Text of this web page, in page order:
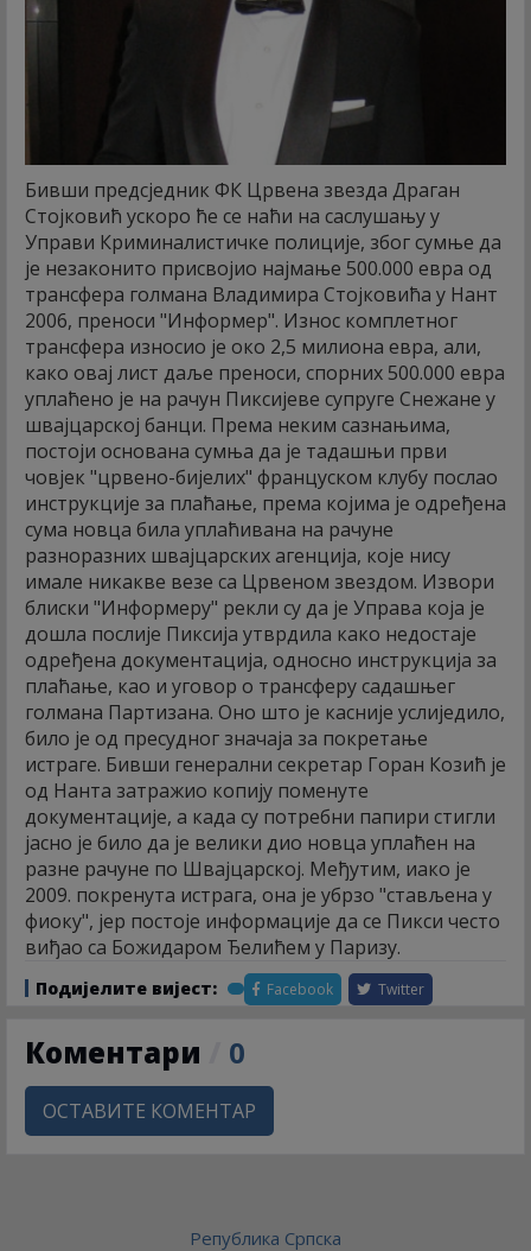
Бивши предсједник ФК Црвена звезда Драган
Стојковић ускоро ће се наћи на саслушању у
Управи Криминалистичке полиције, због сумње да
је незаконито присвојио најмање 500.000 евра од
трансфера голмана Владимира Стојковића у Нант
2006, преноси "Информер". Износ комплетног
трансфера износио је око 2,5 милиона евра, али,
како овај лист даље преноси, спорних 500.000 евра
уплаћено је на рачун Пиксијеве супруге Снежане у
швајцарској банци. Према неким сазнањима,
постоји основана сумња да је тадашњи први
човјек "црвено-бијелих" француском клубу послао
инструкције за плаћање, према којима је одређена
сума новца била уплаћивана на рачуне
разноразних швајцарских агенција, које нису
имале никакве везе са Црвеном звездом. Извори
блиски "Информеру" рекли су да је Управа која је
дошла послије Пиксија утврдила како недостаје
одређена документација, односно инструкција за
плаћање, као и уговор о трансферу садашњег
голмана Партизана. Оно што је касније услиједило,
било је од пресудног значаја за покретање
истраге. Бивши генерални секретар Горан Козић је
од Нанта затражио копију поменуте
документације, а када су потребни папири стигли
јасно је било да је велики дио новца уплаћен на
разне рачуне по Швајцарској. Међутим, иако је
2009. покренута истрага, она је убрзо "стављена у
фиоку", јер постоје информације да се Пикси често
виђао са Божидаром Ђелићем у Паризу.
Подијелите вијест: Facebook Twitter
Коментари 0
ОСТАВИТЕ КОМЕНТАР
Република Српска